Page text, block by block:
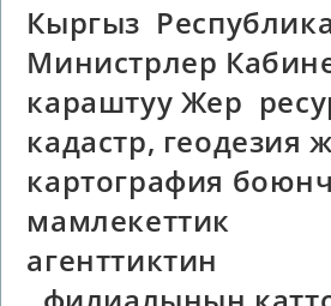
Кыргыз
Министрлер
караштуу Жер
кадастр, геодезия
картография
мамлекеттик